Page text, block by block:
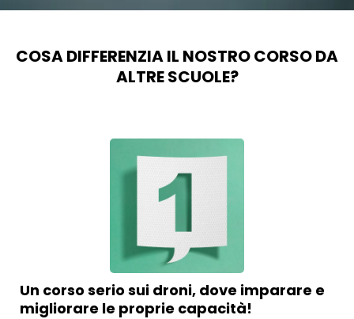
COSA DIFFERENZIA IL NOSTRO CORSO DA
ALTRE SCUOLE?
Un corso serio sui droni, dove imparare e
migliorare le proprie capacità!